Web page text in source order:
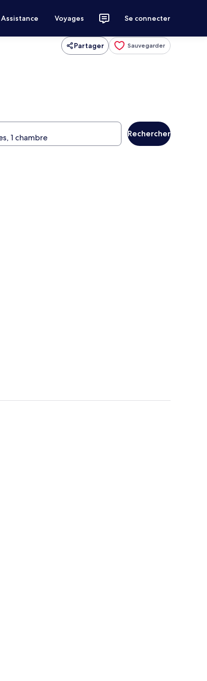
Assistance Voyages Se connecter
Partager Sauvegarder
Rechercher